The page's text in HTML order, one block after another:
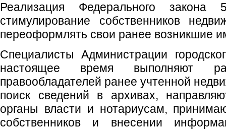
Реализация Федерального
стимулирование собственников
переоформлять свои ранее возникшие
Специалисты Администрации
настоящее время выполняют
правообладателей ранее учтенной
поиск сведений в архивах,
органы власти и нотариусам,
собственников и внесении